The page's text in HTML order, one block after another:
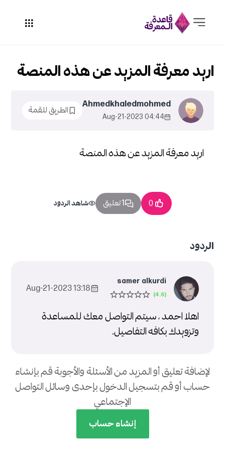
اريد معرفة المزيد عن هذه المنصة
اريد معرفة المزيد عن هذه المنصة
Ahmedkhaledmohmed
04:44 2023-Aug-21
الطريق للقمة
0 1 تعليق شاهد الردود
الردود
samer alkurdi
13:18 2023-Aug-21
اهلا احمد ، سيتم التواصل معك للمساعدة
وتزويدك بكافه التفاصيل.
لإضافة تعليق أو المزيد من الأسئلة والأجوبة قم بإنشاء
حساب أو قم بتسجيل الدخول بإحدى وسائل التواصل
الإجتماعي
إنشاء حساب